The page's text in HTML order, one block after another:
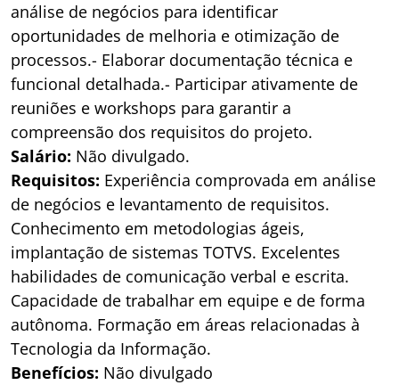
análise de negócios para identificar
oportunidades de melhoria e otimização de
processos.- Elaborar documentação técnica e
funcional detalhada.- Participar ativamente de
reuniões e workshops para garantir a
compreensão dos requisitos do projeto.
Salário: Não divulgado.
Requisitos: Experiência comprovada em análise
de negócios e levantamento de requisitos.
Conhecimento em metodologias ágeis,
implantação de sistemas TOTVS. Excelentes
habilidades de comunicação verbal e escrita.
Capacidade de trabalhar em equipe e de forma
autônoma. Formação em áreas relacionadas à
Tecnologia da Informação.
Benefícios: Não divulgado